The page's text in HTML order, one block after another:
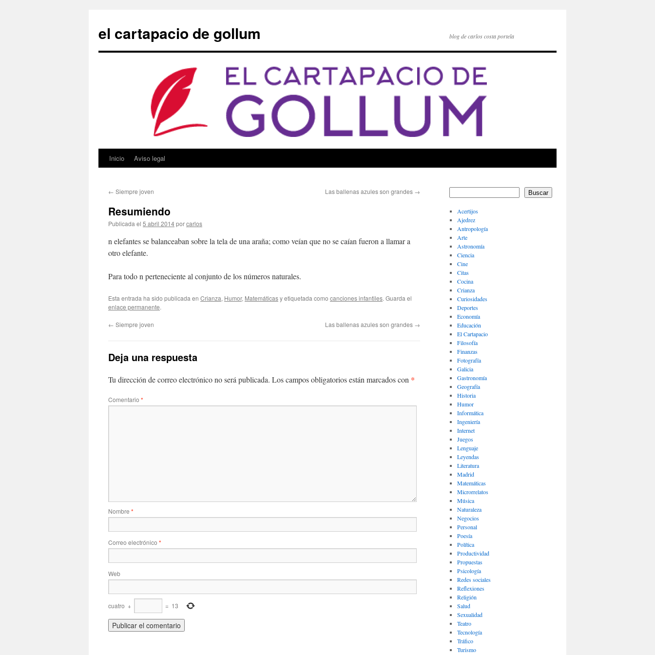
contenido
el cartapacio de gollum blog de carlos costa portela
Inicio Aviso legal
← Siempre joven Las ballenas azules son grandes →
Resumiendo
Publicada el 5 abril 2014porcarlos
n elefantes se balanceaban sobre la tela de una araña; como veían que no se caían fueron a llamar a
otro elefante.
Para todo n perteneciente al conjunto de los números naturales.
Esta entrada ha sido publicada en Crianza, Humor, Matemáticasy etiquetada como canciones infantiles. Guarda el
enlace permanente.
← Siempre joven Las ballenas azules son grandes →
Deja una respuesta
Tu dirección de correo electrónico no será publicada. Los campos obligatorios están marcados con *
Comentario *
Nombre *
Correo electrónico *
Web
cuatro + = 13
Buscar
Acertijos
Ajedrez
Antropología
Arte
Astronomía
Ciencia
Cine
Citas
Cocina
Crianza
Curiosidades
Deportes
Economía
Educación
El Cartapacio
Filosofía
Finanzas
Fotografía
Galicia
Gastronomía
Geografía
Historia
Humor
Informática
Ingeniería
Internet
Juegos
Lenguaje
Leyendas
Literatura
Madrid
Matemáticas
Microrrelatos
Música
Naturaleza
Negocios
Personal
Poesía
Política
Productividad
Propuestas
Psicología
Redes sociales
Reflexiones
Religión
Salud
Sexualidad
Teatro
Tecnología
Tráfico
Turismo